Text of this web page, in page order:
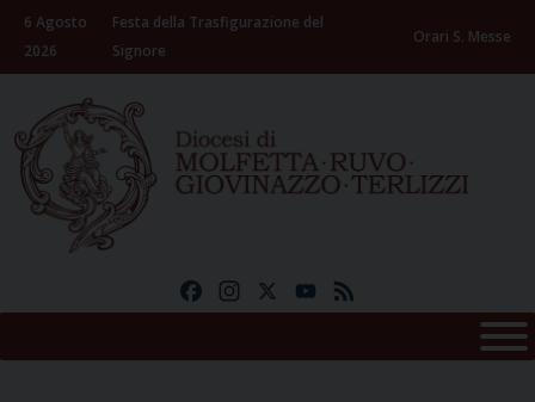
Skip
content
6 Agosto
2026
Festa della Trasfigurazione del
Signore
Orari S. Messe
FacebookInstagramYouTube